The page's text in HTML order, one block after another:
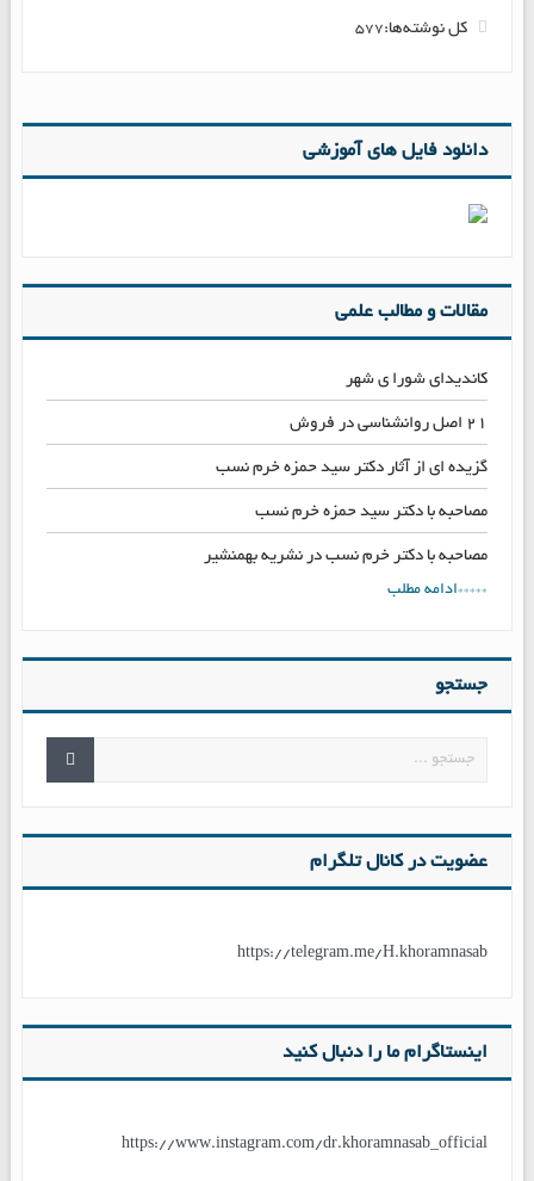
کل نوشته‌ها:577
دانلود فایل های آموزشی
مقالات و مطالب علمی
کاندیدای شورا ی شهر
۲۱ اصل روانشناسی در فروش
گزیده ای از آثار دکتر سید حمزه خرم نسب
مصاحبه با دکتر سید حمزه خرم نسب
مصاحبه با دکتر خرم نسب در نشریه بهمنشیر
*****ادامه مطلب
جستجو
عضویت در کانال تلگرام
https://telegram.me/H.khoramnasab
اینستاگرام ما را دنبال کنید
https://www.instagram.com/dr.khoramnasab_official